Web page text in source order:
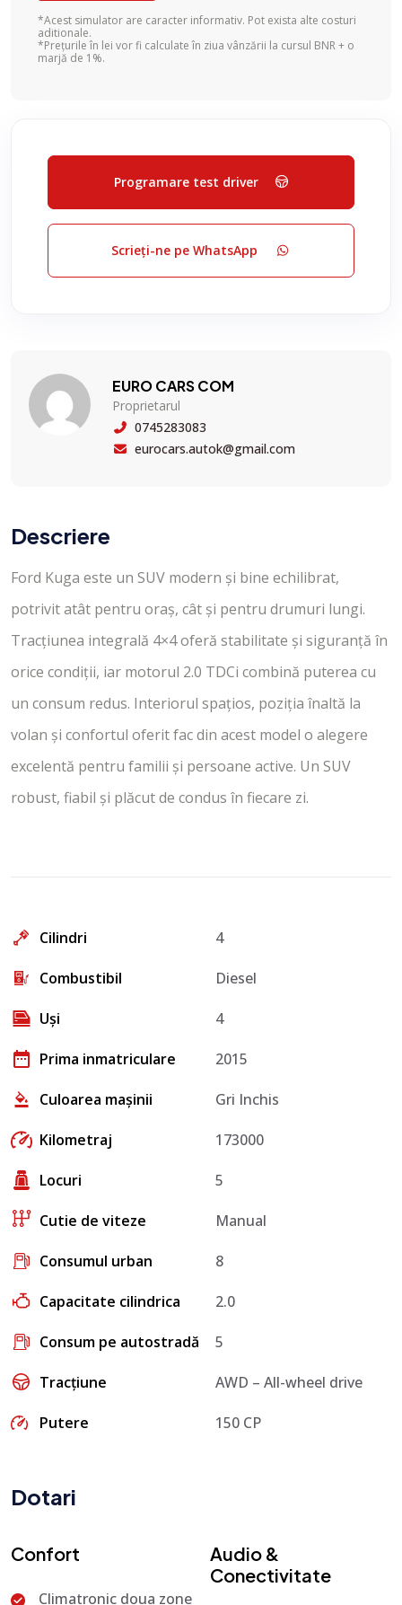
*Acest simulator are caracter informativ. Pot exista alte costuri
aditionale.
*Prețurile în lei vor fi calculate în ziua vânzării la cursul BNR + o
marjă de 1%.
Programare test driver
Scrieți-ne pe WhatsApp
EURO CARS COM
Proprietarul
0745283083
eurocars.autok@gmail.com
Descriere
Ford Kuga este un SUV modern și bine echilibrat,
potrivit atât pentru oraș, cât și pentru drumuri lungi.
Tracțiunea integrală 4×4 oferă stabilitate și siguranță în
orice condiții, iar motorul 2.0 TDCi combină puterea cu
un consum redus. Interiorul spațios, poziția înaltă la
volan și confortul oferit fac din acest model o alegere
excelentă pentru familii și persoane active. Un SUV
robust, fiabil și plăcut de condus în fiecare zi.
Cilindri 4
Combustibil Diesel
Uși 4
Prima inmatriculare 2015
Culoarea mașinii Gri Inchis
Kilometraj 173000
Locuri 5
Cutie de viteze Manual
Consumul urban 8
Capacitate cilindrica 2.0
Consum pe autostradă 5
Tracțiune AWD – All-wheel drive
Putere 150 CP
Dotari
Confort
Climatronic doua zone
Audio &
Conectivitate